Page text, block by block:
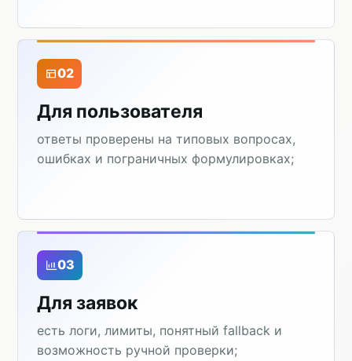
02
Для пользователя
ответы проверены на типовых вопросах,
ошибках и пограничных формулировках;
03
Для заявок
есть логи, лимиты, понятный fallback и
возможность ручной проверки;